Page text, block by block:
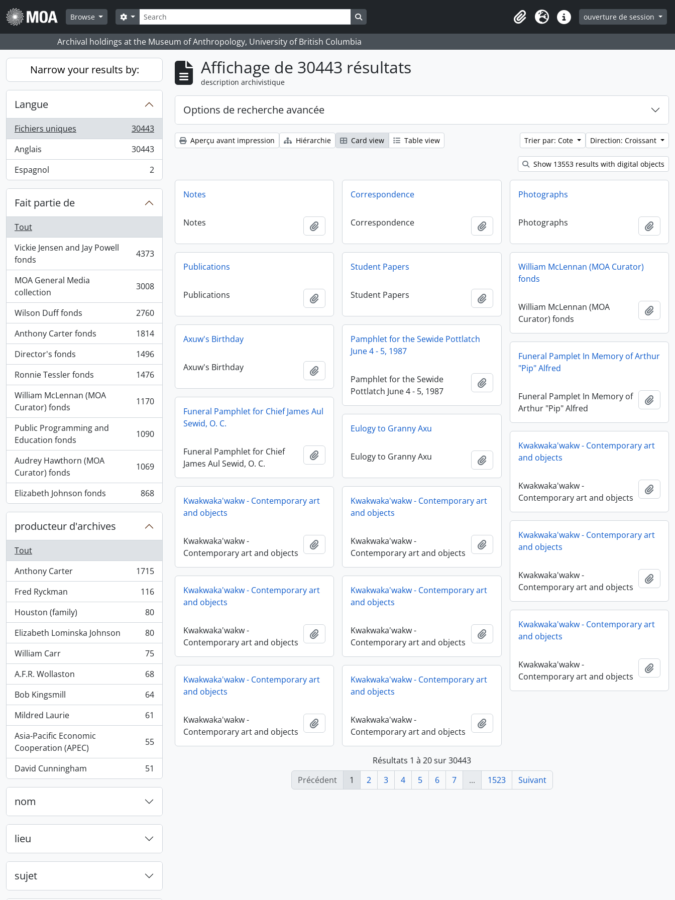
Skip to main content
Browse
Rechercher
Search options Search in browse page
ClipboardLangueLiens rapidesouverture de session
Archival holdings at the Museum of Anthropology, University of British Columbia
Narrow your results by:
Langue
Fichiers uniques
, 30443 résultats
30443
Anglais
, 30443 résultats
30443
Espagnol
, 2 résultats 2
Fait partie de
Tout
Vickie Jensen and Jay Powell
fonds
, 4373 résultats 4373
MOA General Media
collection
, 3008 résultats 3008
Wilson Duff fonds
, 2760 résultats
2760
Anthony Carter fonds
, 1814 résultats
1814
Director's fonds
, 1496 résultats
1496
Ronnie Tessler fonds
, 1476 résultats
1476
William McLennan (MOA
Curator) fonds
, 1170 résultats 1170
Public Programming and
Education fonds
, 1090 résultats 1090
Audrey Hawthorn (MOA
Curator) fonds
, 1069 résultats 1069
Elizabeth Johnson fonds
, 868 résultats 868
producteur d'archives
Tout
Anthony Carter
, 1715 résultats
1715
Fred Ryckman
, 116 résultats
116
Houston (family)
, 80 résultats
80
Elizabeth Lominska Johnson
, 80 résultats
80
William Carr
, 75 résultats
75
A.F.R. Wollaston
, 68 résultats
68
Bob Kingsmill
, 64 résultats
64
Mildred Laurie
, 61 résultats
61
Asia-Pacific Economic
Cooperation (APEC)
, 55 résultats 55
David Cunningham
, 51 résultats 51
nom
lieu
sujet
Affichage de 30443 résultats
description archivistique
Options de recherche avancée
Aperçu avant impression Hiérarchie Card view Table view Trier par: Cote Direction: Croissant
Show 13553 results with digital objects
Notes
Notes Ajouter au presse-papier
Correspondence
Correspondence Ajouter au presse-papier
Photographs
Photographs
Publications
Publications Ajouter au presse-papier
Student Papers
Student Papers Ajouter au presse-papier
William McLennan (MOA Curator)
fonds
William McLennan (MOA
Curator) fonds
Axuw's Birthday
Axuw's Birthday
Pamphlet for the Sewide Pottlatch
June 4 - 5, 1987
Pamphlet for the Sewide
Pottlatch June 4 - 5, 1987
Ajouter au presse-papier
Funeral Pamplet In Memory of Arthur
"Pip" Alfred
Funeral Pamplet In Memory of
Arthur "Pip" Alfred
Funeral Pamphlet for Chief James Aul
Sewid, O. C.
Funeral Pamphlet for Chief
James Aul Sewid, O. C.
Ajouter au presse-papier
Eulogy to Granny Axu
Eulogy to Granny Axu Ajouter au presse-papier
Kwakwaka'wakw - Contemporary art
and objects
Kwakwaka'wakw -
Contemporary art and objects
Kwakwaka'wakw - Contemporary art
and objects
Kwakwaka'wakw -
Contemporary art and objects
Ajouter au presse-papier
Kwakwaka'wakw - Contemporary art
and objects
Kwakwaka'wakw -
Contemporary art and objects
Ajouter au presse-papier
Kwakwaka'wakw - Contemporary art
and objects
Kwakwaka'wakw -
Contemporary art and objects
Kwakwaka'wakw - Contemporary art
and objects
Kwakwaka'wakw -
Contemporary art and objects
Ajouter au presse-papier
Kwakwaka'wakw - Contemporary art
and objects
Kwakwaka'wakw -
Contemporary art and objects
Ajouter au presse-papier
Kwakwaka'wakw - Contemporary art
and objects
Kwakwaka'wakw -
Contemporary art and objects
Kwakwaka'wakw - Contemporary art
and objects
Kwakwaka'wakw -
Contemporary art and objects
Ajouter au presse-papier
Kwakwaka'wakw - Contemporary art
and objects
Kwakwaka'wakw -
Contemporary art and objects
Ajouter au presse-papier
Résultats 1 à 20 sur 30443
Précédent
1 2 3 4 5 6 7 ... 1523 Suivant